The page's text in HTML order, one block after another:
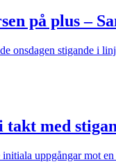
på plus –
onsdagen stigande i
takt med
uppgångar mot